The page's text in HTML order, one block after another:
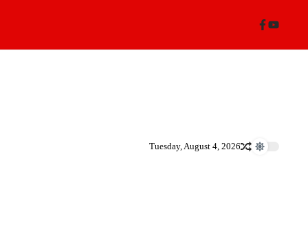
Tuesday, August 4, 2026